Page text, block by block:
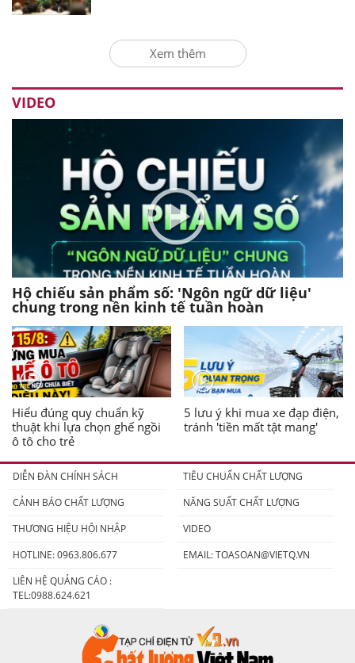
Xem thêm
VIDEO
Hộ chiếu sản phẩm số: 'Ngôn ngữ dữ liệu'
chung trong nền kinh tế tuần hoàn
Hiểu đúng quy chuẩn kỹ
thuật khi lựa chọn ghế ngồi
ô tô cho trẻ
5 lưu ý khi mua xe đạp điện,
tránh 'tiền mất tật mang'
DIỄN ĐÀN CHÍNH SÁCH
TIÊU CHUẨN CHẤT LƯỢNG
CẢNH BÁO CHẤT LƯỢNG
NĂNG SUẤT CHẤT LƯỢNG
THƯƠNG HIỆU HỘI NHẬP
VIDEO
HOTLINE: 0963.806.677
EMAIL:TOASOAN@VIETQ.VN
LIÊN HỆ QUẢNG CÁO :
TEL:0988.624.621